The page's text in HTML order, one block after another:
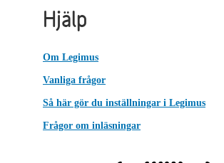
Hjälp
Om Legimus
Vanliga frågor
Så här gör du inställningar i Legimus
Frågor om inläsningar